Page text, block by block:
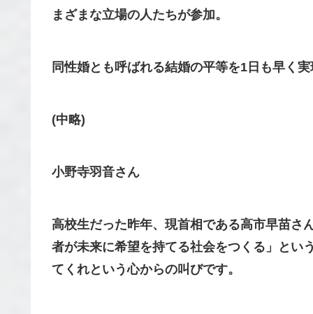
まざまな立場の人たちが参加。
同性婚とも呼ばれる結婚の平等を1日も早く
(中略)
小野寺羽音さん
高校生だった昨年、現首相である高市早苗さ
者が未来に希望を持てる社会をつくる」とい
てくれという心からの叫びです。